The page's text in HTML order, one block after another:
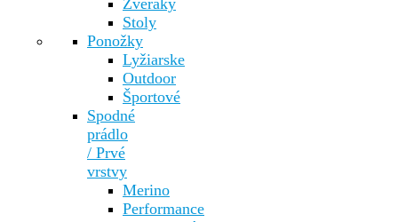
Zveráky
Stoly
Ponožky
Lyžiarske
Outdoor
Športové
Spodné
prádlo
/ Prvé
vrstvy
Merino
Performance